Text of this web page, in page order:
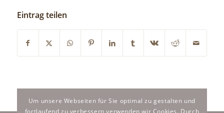
Eintrag teilen
Um unsere Webseiten für Sie optimal zu gestalten und